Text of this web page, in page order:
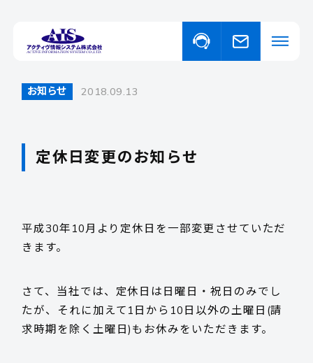
私たちについて
事業・サービスについて
ニュース
イベント
お知らせ 2018.09.13
定休日変更のお知らせ
平成30年10月より定休日を一部変更させていただ
きます。
さて、当社では、定休日は日曜日・祝日のみでし
たが、それに加えて1日から10日以外の土曜日(請
求時期を除く土曜日)もお休みをいただきます。